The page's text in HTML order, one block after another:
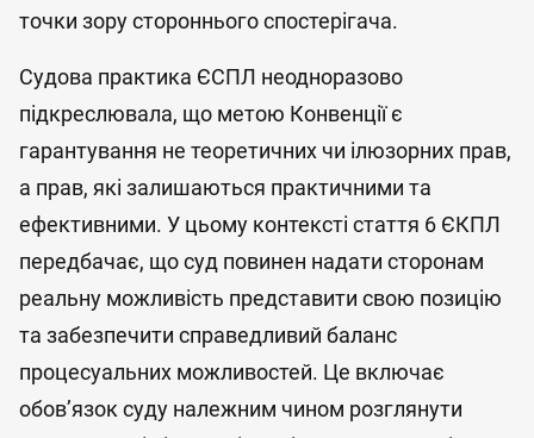
точки зору стороннього спостерігача.
Судова практика ЄСПЛ неодноразово
підкреслювала, що метою Конвенції є
гарантування не теоретичних чи ілюзорних прав,
а прав, які залишаються практичними та
ефективними. У цьому контексті стаття 6 ЄКПЛ
передбачає, що суд повинен надати сторонам
реальну можливість представити свою позицію
та забезпечити справедливий баланс
процесуальних можливостей. Це включає
обов’язок суду належним чином розглянути